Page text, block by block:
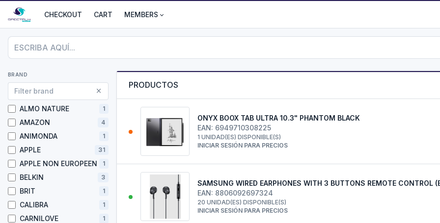
CHECKOUT CART MEMBERS
BRAND
ALMO NATURE 1
AMAZON 4
ANIMONDA 1
APPLE 31
APPLE NON EUROPEEN 1
BELKIN 3
BRIT 1
CALIBRA 1
CARNILOVE 1
PRODUCTOS
ONYX BOOX TAB ULTRA 10.3" PHANTOM BLACK
EAN: 6949710308225
1 UNIDAD(ES) DISPONIBLE(S)
INICIAR SESIÓN PARA PRECIOS
SAMSUNG WIRED EARPHONES WITH 3 BUTTONS REMOTE CONTROL
EAN: 8806092697324
20 UNIDAD(ES) DISPONIBLE(S)
INICIAR SESIÓN PARA PRECIOS